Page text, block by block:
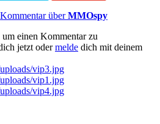
Kommentar überMMOspy
einen Kommentar zu
jetzt odermelde dich mit deinem